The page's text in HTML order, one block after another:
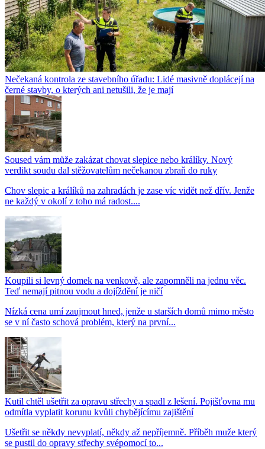
Nečekaná kontrola ze stavebního úřadu: Lidé masivně doplácejí na
černé stavby, o kterých ani netušili, že je mají
Soused vám může zakázat chovat slepice nebo králíky. Nový
verdikt soudu dal stěžovatelům nečekanou zbraň do ruky
Chov slepic a králíků na zahradách je zase víc vidět než dřív. Jenže
ne každý v okolí z toho má radost....
Koupili si levný domek na venkově, ale zapomněli na jednu věc.
Teď nemají pitnou vodu a dojíždění je ničí
Nízká cena umí zaujmout hned, jenže u starších domů mimo město
se v ní často schová problém, který na první...
Kutil chtěl ušetřit za opravu střechy a spadl z lešení. Pojišťovna mu
odmítla vyplatit korunu kvůli chybějícímu zajištění
Ušetřit se někdy nevyplatí, někdy až nepříjemně. Příběh muže který
se pustil do opravy střechy svépomocí to...